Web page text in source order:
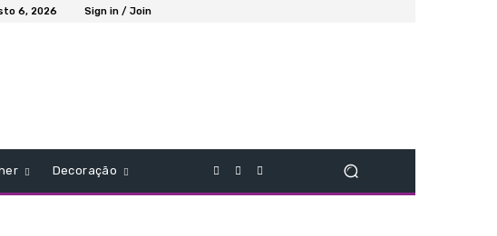
6, 2026 Sign in / Join
Decoração